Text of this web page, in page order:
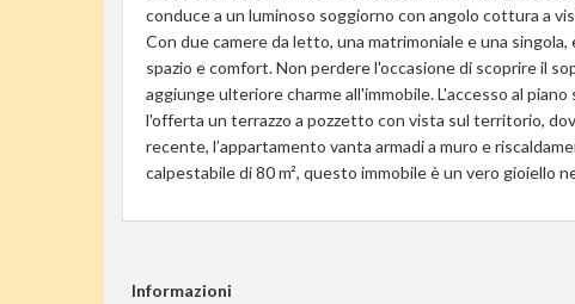
conduce a un luminoso soggiorno con angolo cottura a
Con due camere da letto, una matrimoniale e una
spazio e comfort. Non perdere l'occasione di scoprire il
aggiunge ulteriore charme all'immobile. L'accesso al
l'offerta un terrazzo a pozzetto con vista sul territorio,
recente, l’appartamento vanta armadi a muro e
calpestabile di 80 m², questo immobile è un vero
Informazioni